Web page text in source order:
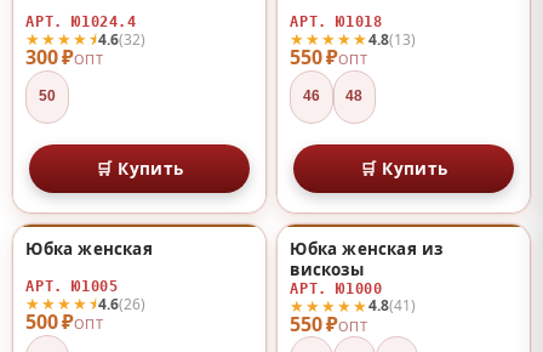
300 ₽ОПТ
★★★★⯨4.6(32)
АРТ. Ю1024.4
50
🛒 Купить
550 ₽ОПТ
★★★★★4.8(13)
АРТ. Ю1018
46 48
🛒 Купить
500 ₽ОПТ
★★★★⯨4.6(26)
Юбка женская
АРТ. Ю1005
550 ₽ОПТ
★★★★★4.8(41)
Юбка женская из
вискозы
АРТ. Ю1000